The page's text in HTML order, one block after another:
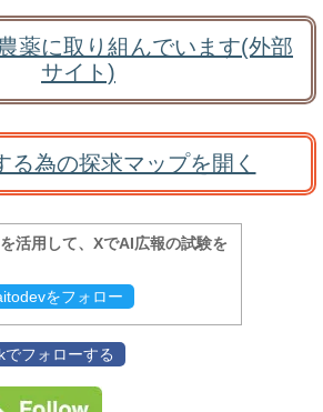
薬に取り組んでいます(外部
サイト)
る為の探求マップを開く
活用して、XでAI広報の試験を
をフォロー
でフォローする